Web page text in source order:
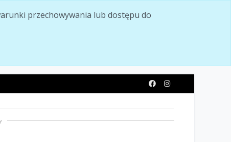
przechowywania lub dostępu do